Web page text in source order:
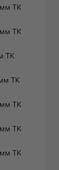
ТК
ТК
ТК
ТК
ТК
ТК
ТК